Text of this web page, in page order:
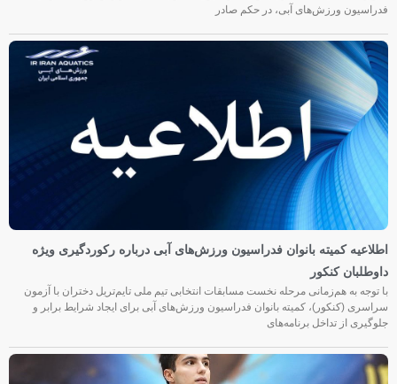
فدراسیون ورزش‌های آبی، در حکم صادر
اطلاعیه کمیته بانوان فدراسیون ورزش‌های آبی درباره رکوردگیری ویژه
داوطلبان کنکور
با توجه به هم‌زمانی مرحله نخست مسابقات انتخابی تیم ملی تایم‌تریل دختران با آزمون
سراسری (کنکور)، کمیته بانوان فدراسیون ورزش‌های آبی برای ایجاد شرایط برابر و
جلوگیری از تداخل برنامه‌های